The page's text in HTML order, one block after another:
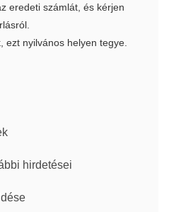
eredeti számlát, és kérjen
ezt nyilvános helyen tegye.
hirdetései